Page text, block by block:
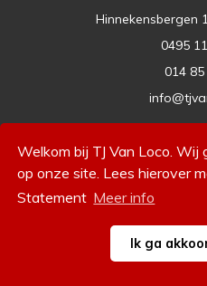
Welkom bij TJ Van Loco. Wij
op onze site. Lees hierover
Statement Meer info
Ik ga
Hinnekensbergen
0495
014
© 2026 TJ Van Loco